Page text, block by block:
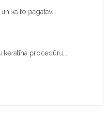
kā to pagatav...
procedūru...